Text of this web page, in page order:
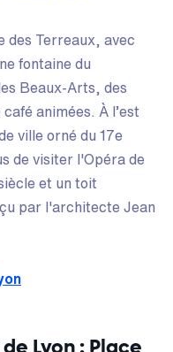
des Terreaux, avec
fontaine du
Beaux-Arts, des
animées. À l’est
ville orné du 17e
de visiter l'Opéra de
et un toit
par l'architecte Jean